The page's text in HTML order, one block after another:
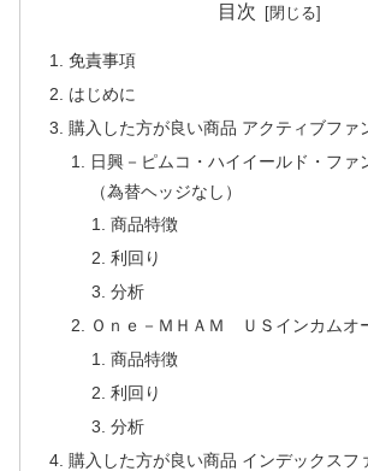
目次
免責事項
はじめに
購入した方が良い商品 アクティブファ
日興－ピムコ・ハイイールド・フ
（為替ヘッジなし）
商品特徴
利回り
分析
Ｏｎｅ－ＭＨＡＭ ＵＳインカムオ
商品特徴
利回り
分析
購入した方が良い商品 インデックスフ